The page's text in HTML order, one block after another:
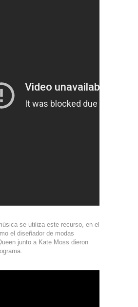
se utiliza este recurso, en el
el diseñador de modas
junto a Kate Moss dieron